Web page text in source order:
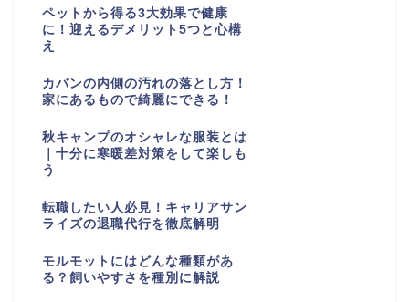
ペットから得る3大効果で健康
に！迎えるデメリット5つと心構
え
カバンの内側の汚れの落とし方！
家にあるもので綺麗にできる！
秋キャンプのオシャレな服装とは
｜十分に寒暖差対策をして楽しも
う
転職したい人必見！キャリアサン
ライズの退職代行を徹底解明
モルモットにはどんな種類があ
る？飼いやすさを種別に解説